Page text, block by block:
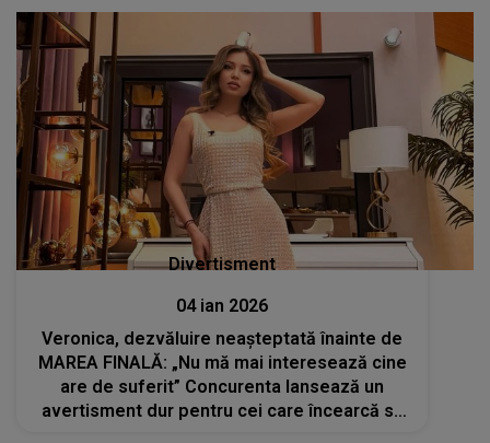
Divertisment
04 ian 2026
Veronica, dezvăluire neașteptată înainte de
MAREA FINALĂ: „Nu mă mai interesează cine
are de suferit” Concurenta lansează un
avertisment dur pentru cei care încearcă să